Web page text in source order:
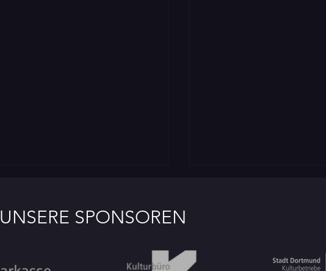
UNSERE SPONSOREN